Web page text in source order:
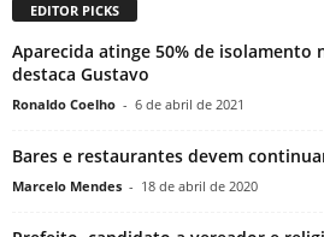
EDITOR PICKS
Aparecida atinge 50% de isolamento
destaca Gustavo
Ronaldo Coelho - 6 de abril de 2021
Bares e restaurantes devem
Marcelo Mendes - 18 de abril de 2020